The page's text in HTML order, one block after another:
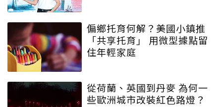
偏鄉托育何解？美國小鎮推
「共享托育」 用微型據點留
住年輕家庭
從荷蘭、英國到丹麥 為何一
些歐洲城市改裝紅色路燈？